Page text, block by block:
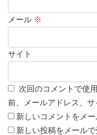
メール ※
サイト
次回のコメントで使
前、メールアドレス、サ
新しいコメントをメ
新しい投稿をメールで